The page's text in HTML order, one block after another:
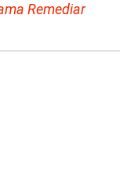
Remediar